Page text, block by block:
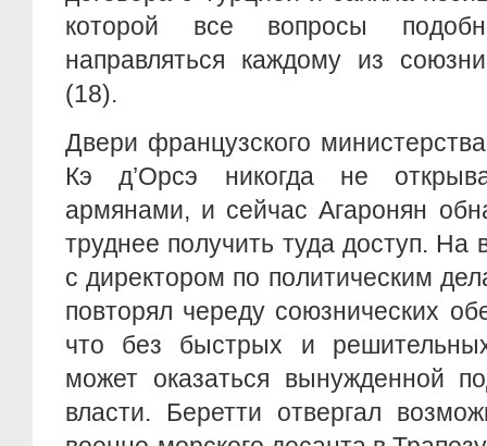
которой все вопросы
направляться каждому из
(18).
Двери французского
Кэ д’Орсэ никогда не
армянами, и сейчас Агаронян
труднее получить туда доступ. На
с директором по политическим
повторял череду союзнических
что без быстрых и
может оказаться вынужденной
власти. Беретти отвергал